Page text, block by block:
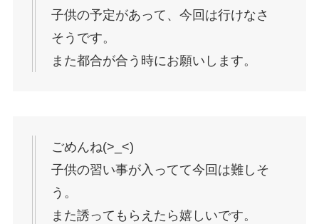
子供の予定があって、今回は行けなさ
そうです。
また都合が合う時にお願いします。
ごめんね(>_<)
子供の習い事が入ってて今回は難しそ
う。
また誘ってもらえたら嬉しいです。